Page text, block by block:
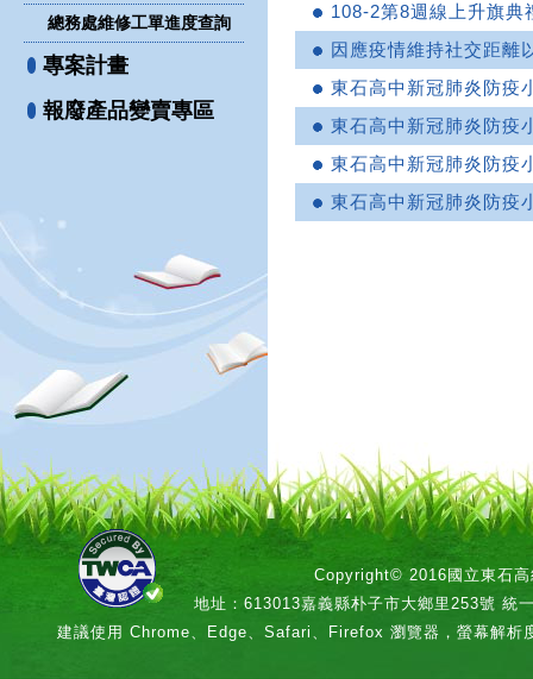
總務處維修工單進度查詢
專案計畫
報廢產品變賣專區
108-2第8週線上升旗典
因應疫情維持社交距離
東石高中新冠肺炎防疫
東石高中新冠肺炎防疫
東石高中新冠肺炎防疫
東石高中新冠肺炎防疫
Copyright© 2016國立東石高
地址：613013嘉義縣朴子市大鄉里253號 統
建議使用 Chrome、Edge、Safari、Firefox 瀏覽器，螢幕解